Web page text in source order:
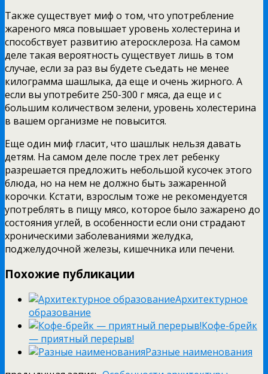
Также существует миф о том, что употребление
жареного мяса повышает уровень холестерина и
способствует развитию атеросклероза. На самом
деле такая вероятность существует лишь в том
случае, если за раз вы будете съедать не менее
килограмма шашлыка, да еще и очень жирного. А
если вы употребите 250-300 г мяса, да еще и с
большим количеством зелени, уровень холестерина
в вашем организме не повысится.
Еще один миф гласит, что шашлык нельзя давать
детям. На самом деле после трех лет ребенку
разрешается предложить небольшой кусочек этого
блюда, но на нем не должно быть зажаренной
корочки. Кстати, взрослым тоже не рекомендуется
употреблять в пищу мясо, которое было зажарено до
состояния углей, в особенности если они страдают
хроническими заболеваниями желудка,
поджелудочной железы, кишечника или печени.
Похожие публикации
Архитектурное
образование
Кофе-брейк
— приятный перерыв!
Разные наименования